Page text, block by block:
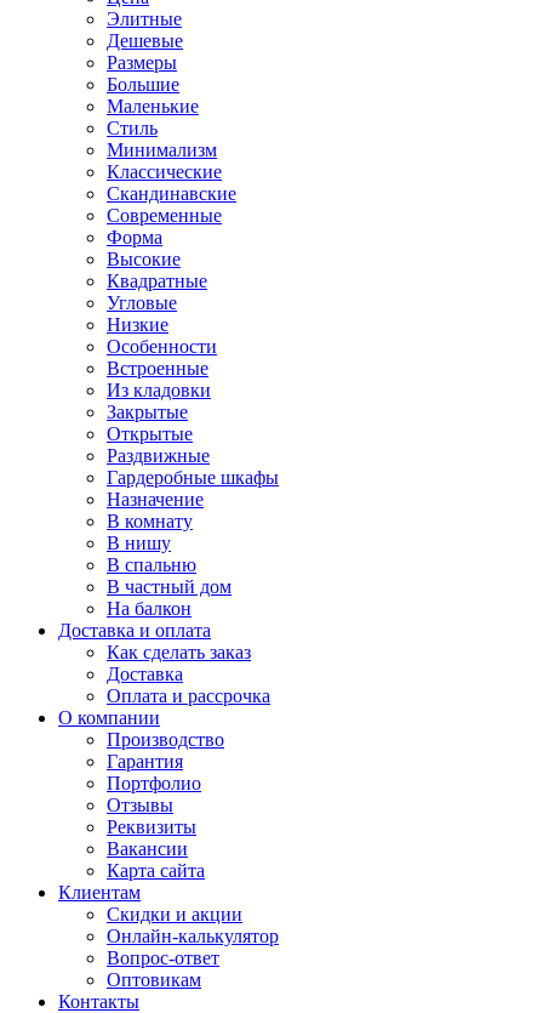
Элитные
Дешевые
Размеры
Большие
Маленькие
Стиль
Минимализм
Классические
Скандинавские
Современные
Форма
Высокие
Квадратные
Угловые
Низкие
Особенности
Встроенные
Из кладовки
Закрытые
Открытые
Раздвижные
Гардеробные шкафы
Назначение
В комнату
В нишу
В спальню
В частный дом
На балкон
Доставка и оплата
Как сделать заказ
Доставка
Оплата и рассрочка
О компании
Производство
Гарантия
Портфолио
Отзывы
Реквизиты
Вакансии
Карта сайта
Клиентам
Скидки и акции
Онлайн-калькулятор
Вопрос-ответ
Оптовикам
Контакты